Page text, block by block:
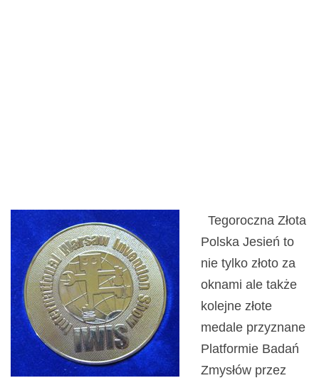
Tegoroczna Złota
Polska Jesień to
nie tylko złoto za
oknami ale także
kolejne złote
medale przyznane
Platformie Badań
Zmysłów przez